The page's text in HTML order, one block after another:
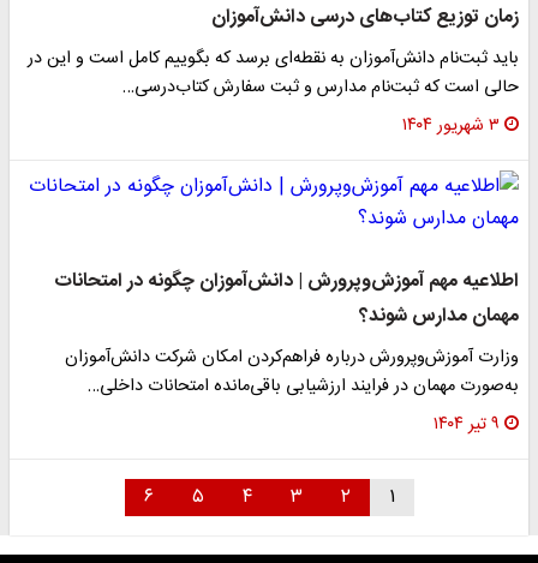
زمان توزیع کتاب‌های درسی دانش‌آموزان
باید ثبت‌نام دانش‌آموزان به نقطه‌ای برسد که بگوییم کامل است و این در
حالی است که ثبت‌نام مدارس و ثبت سفارش کتاب‌درسی…
۳ شهریور ۱۴۰۴
اطلاعیه مهم آموزش‌وپرورش | دانش‌آموزان چگونه در امتحانات
مهمان مدارس شوند؟
وزارت آموزش‌وپرورش درباره فراهم‌کردن امکان شرکت دانش‌آموزان
به‌صورت مهمان در فرایند ارزشیابی باقی‌مانده امتحانات داخلی…
۹ تیر ۱۴۰۴
۱ ۲ ۳ ۴ ۵ ۶